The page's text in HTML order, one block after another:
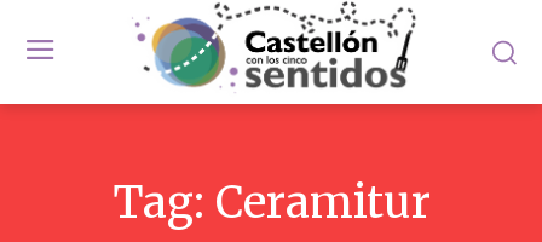
Tag: Ceramitur